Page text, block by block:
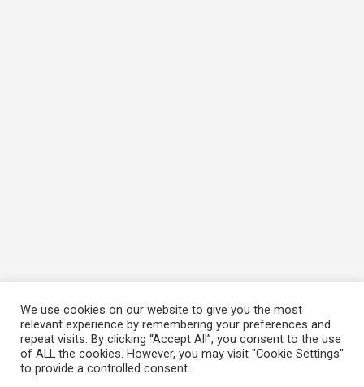
We use cookies on our website to give you the most
relevant experience by remembering your preferences and
repeat visits. By clicking “Accept All”, you consent to the use
of ALL the cookies. However, you may visit "Cookie Settings"
to provide a controlled consent.